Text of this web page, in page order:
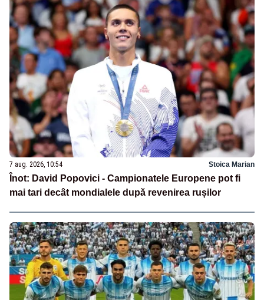
7 aug. 2026, 10:54 Stoica Marian
Înot: David Popovici - Campionatele Europene pot fi
mai tari decât mondialele după revenirea rușilor